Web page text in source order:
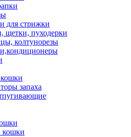
для стрижки
щетки, пуходерки
колтунорезы
запаха
кошки